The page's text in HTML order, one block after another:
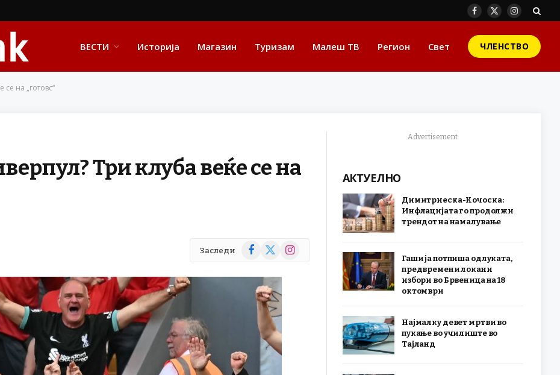
Facebook
X
Instagram
ВЕСТИ Историја Магазин Туризам Малеш ТВ Регион Свет ЧЛЕНСТВО
на „готовс“
Три клуба веќе се на
Заследи Facebook
X
Instagram
Advertisement
АКТУЕЛНО
Димитриеска-Кочоска:
Инфлацијата го продолжи
трендот на намалување
Гаши ја потпиша одлуката,
предвремени локани
избори во Брвеница на 18
октомври
Најмалку девет мртви во
пукање во училиште во
Тајланд